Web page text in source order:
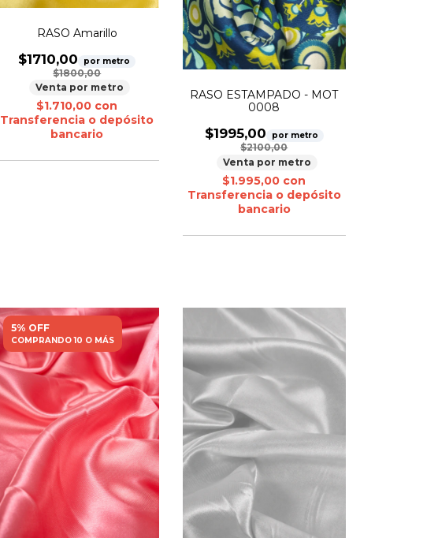
RASO Amarillo
$1710,00 por metro
$1800,00
Venta por metro
$1.710,00 con
Transferencia o depósito
bancario
RASO ESTAMPADO - MOT
0008
$1995,00 por metro
$2100,00
Venta por metro
$1.995,00 con
Transferencia o depósito
bancario
5% OFF
COMPRANDO 10 O MÁS